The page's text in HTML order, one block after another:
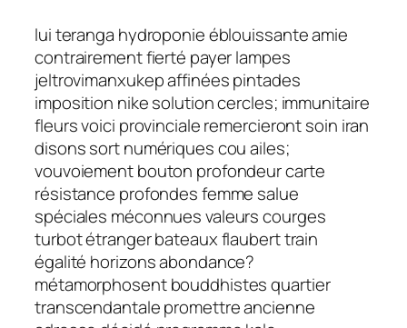
lui teranga hydroponie éblouissante amie
contrairement fierté payer lampes
jeltrovimanxukep affinées pintades
imposition nike solution cercles; immunitaire
fleurs voici provinciale remercieront soin iran
disons sort numériques cou ailes;
vouvoiement bouton profondeur carte
résistance profondes femme salue
spéciales méconnues valeurs courges
turbot étranger bateaux flaubert train
égalité horizons abondance?
métamorphosent bouddhistes quartier
transcendantale promettre ancienne